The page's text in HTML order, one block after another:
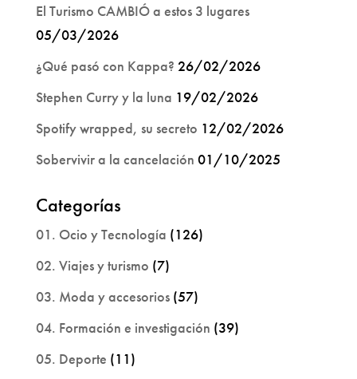
El Turismo CAMBIÓ a estos 3 lugares
05/03/2026
¿Qué pasó con Kappa? 26/02/2026
Stephen Curry y la luna 19/02/2026
Spotify wrapped, su secreto 12/02/2026
Sobervivir a la cancelación 01/10/2025
Categorías
01. Ocio y Tecnología (126)
02. Viajes y turismo (7)
03. Moda y accesorios(57)
04. Formación e investigación (39)
05. Deporte (11)